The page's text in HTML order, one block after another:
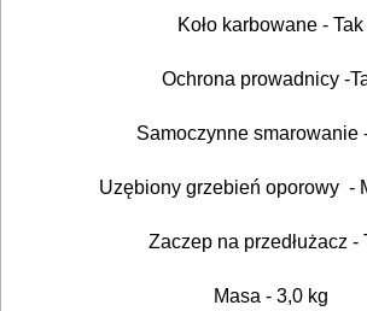
MASZYNY
NARZĘDZIA
Koło karbowane - Tak
Ochrona prowadnicy -
Samoczynne smarowanie
Uzębiony grzebień oporowy -
Zaczep na przedłużacz -
Masa - 3,0 kg